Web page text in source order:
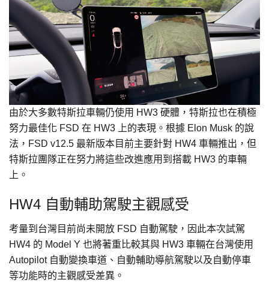
由於大多數特斯拉車輛仍使用 HW3 硬體，特斯拉也在積極
努力最佳化 FSD 在 HW3 上的表現。根據 Elon Musk 的說
法，FSD v12.5 最新版本目前主要針對 HW4 車輛推出，但
特斯拉團隊正在努力將這些改進應用到搭載 HW3 的車輛
上。
HW4 自動輔助駕駛主觀感受
考量到台灣目前尚未開放 FSD 自動駕駛，因此本次試駕
HW4 的 Model Y 也將著重比較其與 HW3 車輛在台灣使用
Autopilot 自動變換車道、自動輔助導航駕駛以及自動停車
等功能時的主觀感受差異。